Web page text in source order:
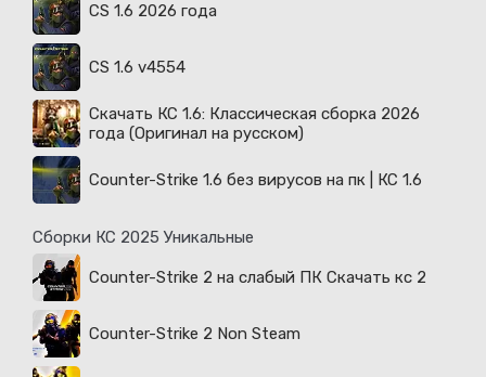
CS 1.6 2026 года
CS 1.6 v4554
Скачать КС 1.6: Классическая сборка 2026
года (Оригинал на русском)
Counter-Strike 1.6 без вирусов на пк | КС 1.6
Сборки КС 2025 Уникальные
Counter-Strike 2 на слабый ПК Скачать кс 2
Counter-Strike 2 Non Steam